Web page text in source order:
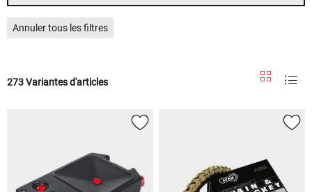
Annuler tous les filtres
273 Variantes d'articles